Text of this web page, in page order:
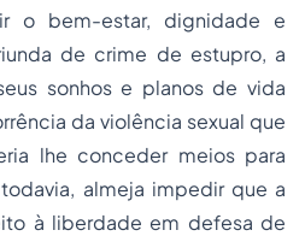
o bem-estar, dignidade e
de crime de estupro, a
sonhos e planos de vida
da violência sexual que
lhe conceder meios para
almeja impedir que a
à liberdade em defesa de